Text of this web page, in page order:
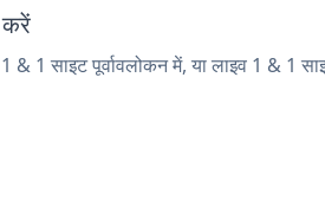
1 साइट पूर्वावलोकन में, या लाइव 1 &